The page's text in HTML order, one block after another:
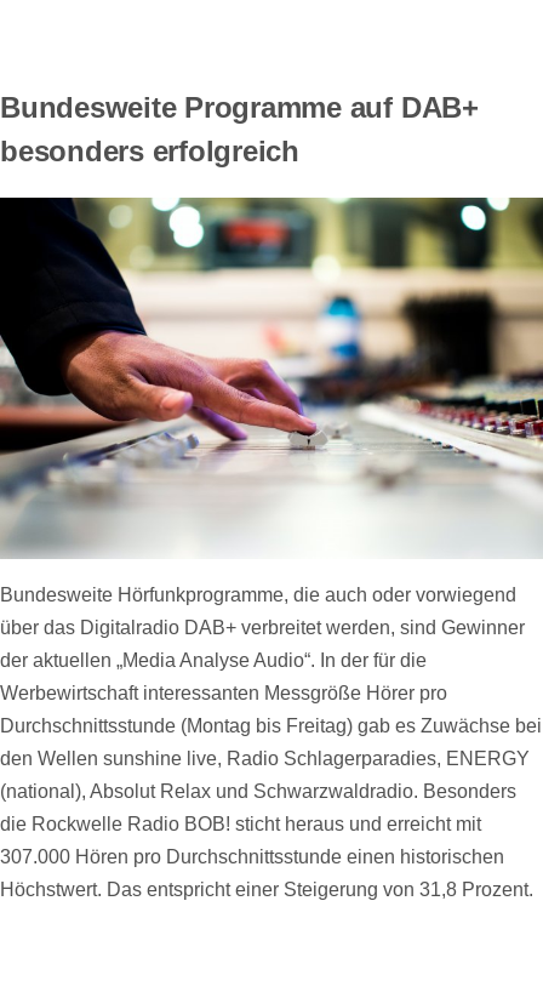
Bundesweite Programme auf DAB+
besonders erfolgreich
Bundesweite Hörfunkprogramme, die auch oder vorwiegend
über das Digitalradio DAB+ verbreitet werden, sind Gewinner
der aktuellen „Media Analyse Audio“. In der für die
Werbewirtschaft interessanten Messgröße Hörer pro
Durchschnittsstunde (Montag bis Freitag) gab es Zuwächse bei
den Wellen sunshine live, Radio Schlagerparadies, ENERGY
(national), Absolut Relax und Schwarzwaldradio. Besonders
die Rockwelle Radio BOB! sticht heraus und erreicht mit
307.000 Hören pro Durchschnittsstunde einen historischen
Höchstwert. Das entspricht einer Steigerung von 31,8 Prozent.